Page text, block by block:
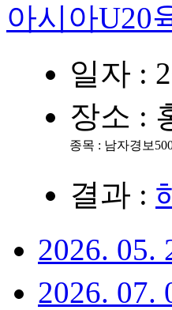
아시아U20
일자 :
장소 :
종목 : 남자경보
결과 :
2026. 05.
2026. 07.